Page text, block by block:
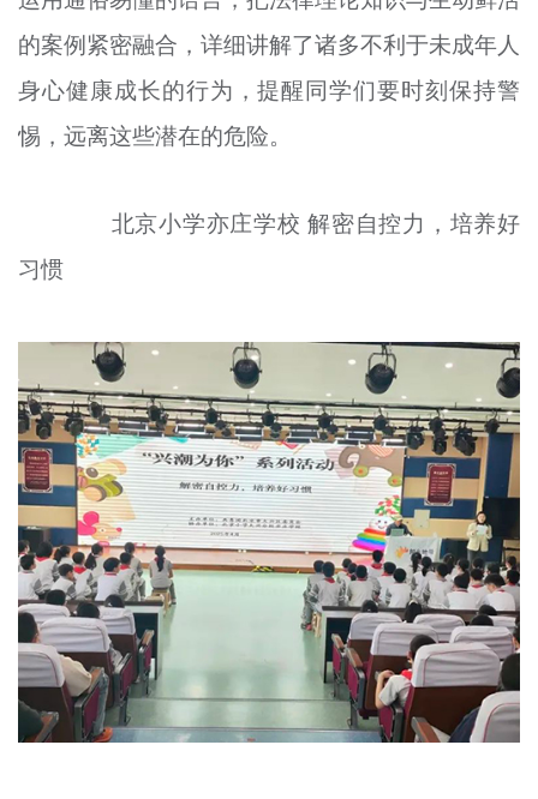
的案例紧密融合，详细讲解了诸多不利于未成年人
身心健康成长的行为，提醒同学们要时刻保持警
惕，远离这些潜在的危险。
北京小学亦庄学校 解密自控力，培养好
习惯